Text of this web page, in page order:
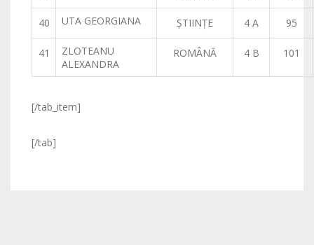
40 UTA GEORGIANA ŞTIINŢE 4 A 95
41
ZLOTEANU
ALEXANDRA
ROMÂNĂ 4 B 101
[/tab_item]
[/tab]